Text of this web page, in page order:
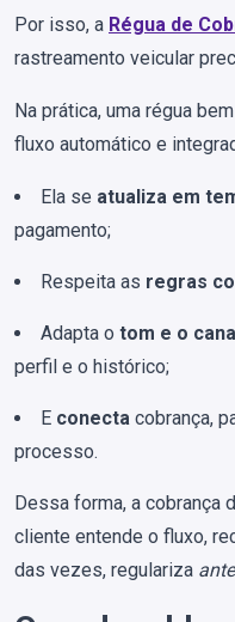
Por isso, a Régua de
rastreamento veicular
Na prática, uma régua
fluxo automático e
Ela se atualiza em
pagamento;
Respeita as regras
Adapta o tom e o
perfil e o histórico;
E conecta cobrança,
processo.
Dessa forma, a cobrança
cliente entende o fluxo,
das vezes, regulariza